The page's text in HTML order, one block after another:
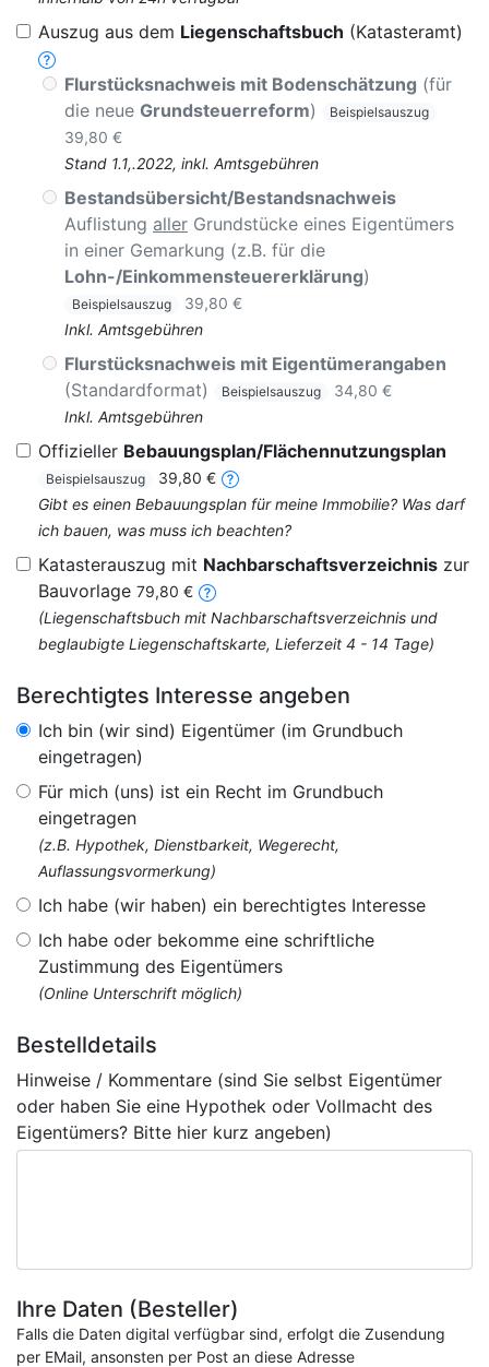
Auszug aus dem Liegenschaftsbuch (Katasteramt)
Flurstücksnachweis mit Bodenschätzung (für
die neue Grundsteuerreform) Beispielsauszug
39,80 €
Stand 1.1,.2022, inkl. Amtsgebühren
Bestandsübersicht/Bestandsnachweis
Auflistung aller Grundstücke eines Eigentümers
in einer Gemarkung (z.B. für die
Lohn-/Einkommensteuererklärung)
Beispielsauszug
39,80 €
Inkl. Amtsgebühren
Flurstücksnachweis mit Eigentümerangaben
(Standardformat)
Beispielsauszug
34,80 €
Inkl. Amtsgebühren
Offizieller Bebauungsplan/Flächennutzungsplan
Beispielsauszug
39,80 €
Gibt es einen Bebauungsplan für meine Immobilie? Was darf
ich bauen, was muss ich beachten?
Katasterauszug mit Nachbarschaftsverzeichnis zur
Bauvorlage 79,80 €
(Liegenschaftsbuch mit Nachbarschaftsverzeichnis und
beglaubigte Liegenschaftskarte, Lieferzeit 4 - 14 Tage)
Berechtigtes Interesse angeben
Ich bin (wir sind) Eigentümer (im Grundbuch
eingetragen)
Für mich (uns) ist ein Recht im Grundbuch
eingetragen
(z.B. Hypothek, Dienstbarkeit, Wegerecht,
Auflassungsvormerkung)
Ich habe (wir haben) ein berechtigtes Interesse
Ich habe oder bekomme eine schriftliche
Zustimmung des Eigentümers
(Online Unterschrift möglich)
Bestelldetails
Hinweise / Kommentare (sind Sie selbst Eigentümer
oder haben Sie eine Hypothek oder Vollmacht des
Eigentümers? Bitte hier kurz angeben)
Ihre Daten (Besteller)
Falls die Daten digital verfügbar sind, erfolgt die Zusendung
per EMail, ansonsten per Post an diese Adresse